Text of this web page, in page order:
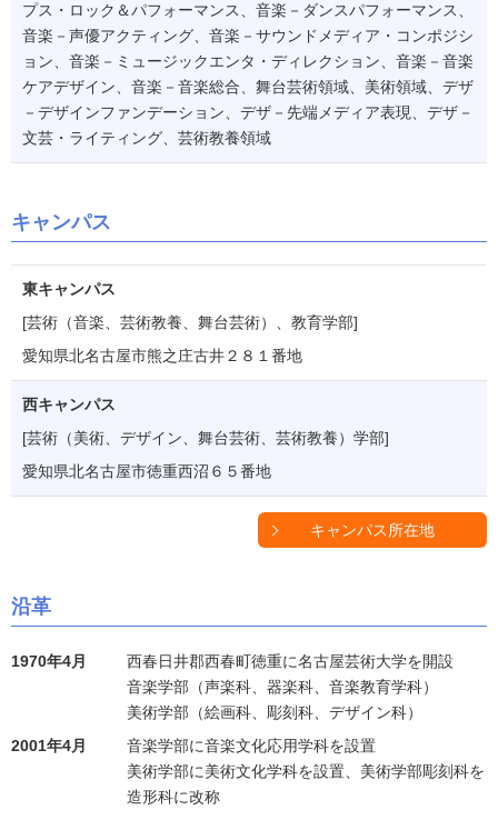
プス・ロック＆パフォーマンス、音楽－ダンスパフォーマンス、
音楽－声優アクティング、音楽－サウンドメディア・コンポジシ
ョン、音楽－ミュージックエンタ・ディレクション、音楽－音楽
ケアデザイン、音楽－音楽総合、舞台芸術領域、美術領域、デザ
－デザインファンデーション、デザ－先端メディア表現、デザ－
文芸・ライティング、芸術教養領域
キャンパス
東キャンパス
[芸術（音楽、芸術教養、舞台芸術）、教育学部]
愛知県北名古屋市熊之庄古井２８１番地
西キャンパス
[芸術（美術、デザイン、舞台芸術、芸術教養）学部]
愛知県北名古屋市徳重西沼６５番地
キャンパス所在地
沿革
1970年4月
西春日井郡西春町徳重に名古屋芸術大学を開設
音楽学部（声楽科、器楽科、音楽教育学科）
美術学部（絵画科、彫刻科、デザイン科）
2001年4月
音楽学部に音楽文化応用学科を設置
美術学部に美術文化学科を設置、美術学部彫刻科を
造形科に改称